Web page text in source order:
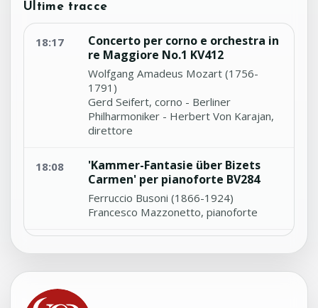
Ultime tracce
18:17
Concerto per corno e orchestra in
re Maggiore No.1 KV412
Wolfgang Amadeus Mozart (1756-
1791)
Gerd Seifert, corno - Berliner
Philharmoniker - Herbert Von Karajan,
direttore
18:08
'Kammer-Fantasie über Bizets
Carmen' per pianoforte BV284
Ferruccio Busoni (1866-1924)
Francesco Mazzonetto, pianoforte
orchestra (Trascr.)